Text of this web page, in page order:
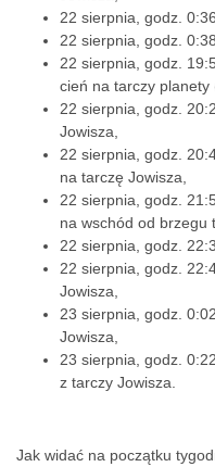
22 sierpnia, godz.
22 sierpnia, godz.
22 sierpnia, godz.
cień na tarczy planety
22 sierpnia, godz.
Jowisza,
22 sierpnia, godz.
na tarczę Jowisza,
22 sierpnia, godz.
na wschód od brzegu
22 sierpnia, godz.
22 sierpnia, godz.
Jowisza,
23 sierpnia, godz.
Jowisza,
23 sierpnia, godz.
z tarczy Jowisza.
Jak widać na początku